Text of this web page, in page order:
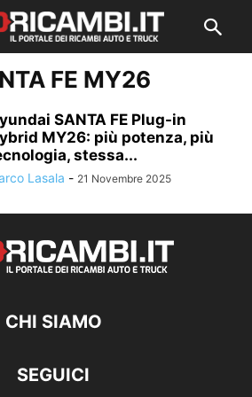
FE MY26
SANTA FE Plug-in
MY26: più potenza, più
stessa...
Lasala - 21 Novembre 2025
CHI SIAMO
SEGUICI